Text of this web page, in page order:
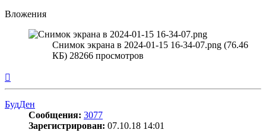
Вложения
Снимок экрана в 2024-01-15 16-34-07.png (76.46
КБ) 28266 просмотров
к
БудДен
Сообщения: 3077
Зарегистрирован: 07.10.18 14:01